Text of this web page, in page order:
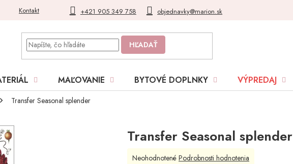
+421 905 349 758 objednavky@marion.sk
Kontakt Blog Moja objednávka
HĽADAŤ
MAĽOVANIE BYTOVÉ DOPLNKY VÝPREDAJ
Transfer Seasonal splender
Transfer Seasonal splender
Priemerné
Neohodnotené Podrobnosti hodnotenia